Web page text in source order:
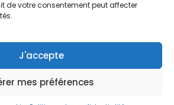
de votre consentement peut affecter
J'accepte
mes préférences